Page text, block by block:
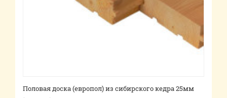
Половая доска (европол) из сибирского кедра 25мм